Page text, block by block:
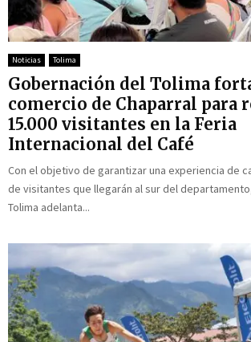
Noticias Tolima
Gobernación del Tolima
comercio de Chaparral para
15.000 visitantes en la Feria
Internacional del Café
Con el objetivo de garantizar una experiencia de
de visitantes que llegarán al sur del
Tolima adelanta...